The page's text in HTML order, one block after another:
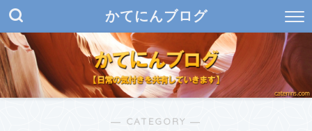
かてにんブログ
― CATEGORY ―